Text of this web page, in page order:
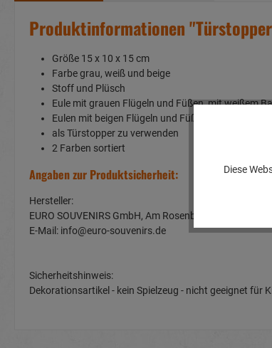
Produktinformationen
Größe 15 x 10 x 15 cm
Farbe grau, weiß und beige
Stoff und Plüsch
Eule mit grauen Flügeln und Füßen, mit weißem
Eulen mit beigen Flügeln und Füßen, mit weißem
als Türstopper zu verwenden
2 Farben sortiert
Angaben zur Produktsicherheit:
Hersteller:
EURO SOUVENIRS GmbH, Am Rosenbühl 2, 91466
E-Mail: info@euro-souvenirs.de
Sicherheitshinweis:
Dekorationsartikel - kein Spielzeug - nicht geeignet für
Diese